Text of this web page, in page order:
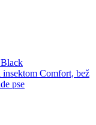
Comfort, bež
pse